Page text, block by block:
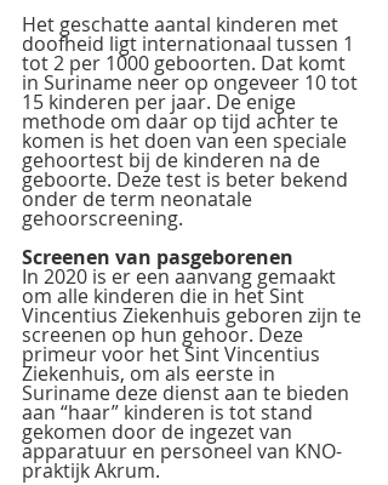
Het geschatte aantal kinderen met
doofheid ligt internationaal tussen 1
tot 2 per 1000 geboorten. Dat komt
in Suriname neer op ongeveer 10 tot
15 kinderen per jaar. De enige
methode om daar op tijd achter te
komen is het doen van een speciale
gehoortest bij de kinderen na de
geboorte. Deze test is beter bekend
onder de term neonatale
gehoorscreening.
Screenen van pasgeborenen
In 2020 is er een aanvang gemaakt
om alle kinderen die in het Sint
Vincentius Ziekenhuis geboren zijn te
screenen op hun gehoor. Deze
primeur voor het Sint Vincentius
Ziekenhuis, om als eerste in
Suriname deze dienst aan te bieden
aan “haar” kinderen is tot stand
gekomen door de ingezet van
apparatuur en personeel van KNO-
praktijk Akrum.